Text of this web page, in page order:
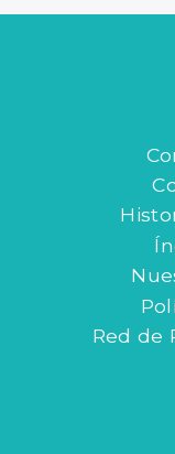
Red de